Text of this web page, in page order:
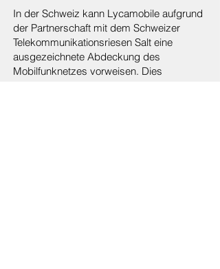
In der Schweiz kann Lycamobile aufgrund
der Partnerschaft mit dem Schweizer
Telekommunikationsriesen Salt eine
ausgezeichnete Abdeckung des
Mobilfunknetzes vorweisen. Dies